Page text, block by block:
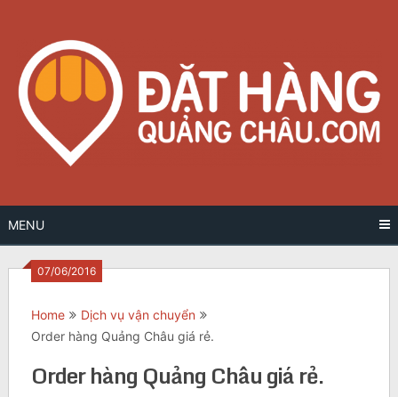
content
MENU
07/06/2016
Home
Dịch vụ vận chuyển
Order hàng Quảng Châu giá rẻ.
Order hàng Quảng Châu giá rẻ.